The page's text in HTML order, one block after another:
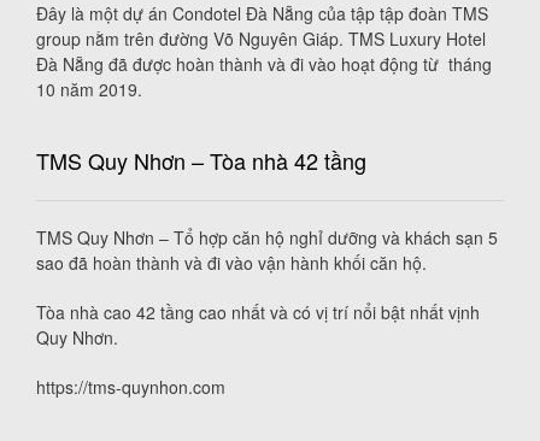
Đây là một dự án Condotel Đà Nẵng của tập tập đoàn TMS
group nằm trên đường Võ Nguyên Giáp. TMS Luxury Hotel
Đà Nẵng đã được hoàn thành và đi vào hoạt động từ tháng
10 năm 2019.
TMS Quy Nhơn – Tòa nhà 42 tầng
TMS Quy Nhơn – Tổ hợp căn hộ nghỉ dưỡng và khách sạn 5
sao đã hoàn thành và đi vào vận hành khối căn hộ.
Tòa nhà cao 42 tầng cao nhất và có vị trí nổi bật nhất vịnh
Quy Nhơn.
https://tms-quynhon.com